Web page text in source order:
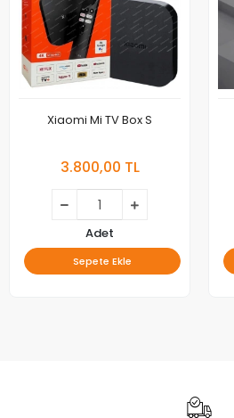
Xiaomi Mi TV Box S
3.800,00 TL
Adet
Sepete Ekle